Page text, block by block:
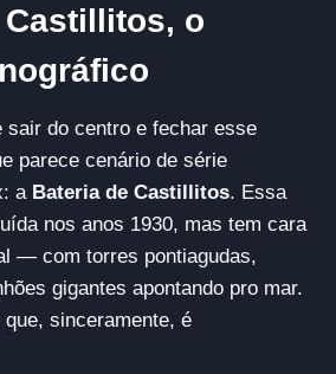
o
sair do centro e fechar esse
parece cenário de série
a Bateria de Castillitos. Essa
nos anos 1930, mas tem cara
— com torres pontiagudas,
gigantes apontando pro mar.
sinceramente, é